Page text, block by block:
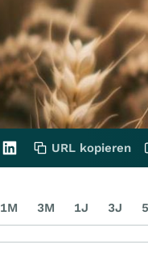
URL kopieren
1M 3M 1J 3J